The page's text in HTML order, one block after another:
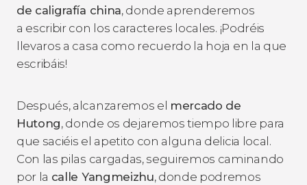
de caligrafía china, donde aprenderemos
a escribir con los caracteres locales. ¡Podréis
llevaros a casa como recuerdo la hoja en la que
escribáis!
Después, alcanzaremos el mercado de
Hutong, donde os dejaremos tiempo libre para
que saciéis el apetito con alguna delicia local.
Con las pilas cargadas, seguiremos caminando
por la calle Yangmeizhu, donde podremos